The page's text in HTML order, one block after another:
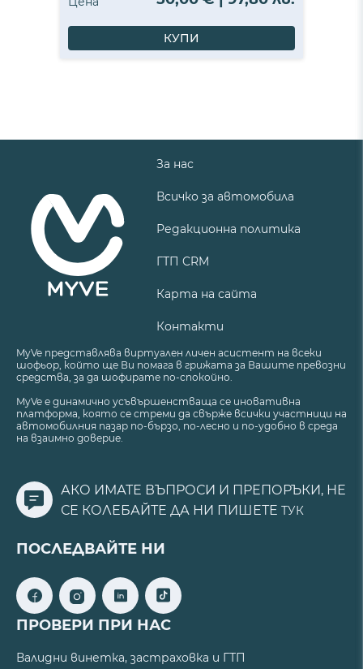
КУПИ
За нас
Всичко за автомобила
Редакционна политика
ГТП CRM
Карта на сайта
Контакти
MyVe представлява виртуален личен асистент на всеки
шофьор, който ще Ви помага в грижата за Вашите превозни
средства, за да шофирате по-спокойно.
MyVe е динамично усъвършенстваща се иновативна
платформа, която се стреми да свърже всички участници на
автомобилния пазар по-бързо, по-лесно и по-удобно в среда
на взаимно доверие.
АКО ИМАТЕ ВЪПРОСИ И ПРЕПОРЪКИ, НЕ
СЕ КОЛЕБАЙТЕ ДА НИ ПИШЕТЕ ТУК
ПОСЛЕДВАЙТЕ НИ
ПРОВЕРИ ПРИ НАС
Валидни винетка, застраховка и ГТП